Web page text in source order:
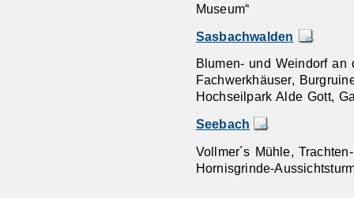
Museum“
Sasbachwalden
Blumen- und Weindorf an
Fachwerkhäuser,
Hochseilpark Alde Gott,
Seebach
Vollmer´s Mühle,
Hornisgrinde-